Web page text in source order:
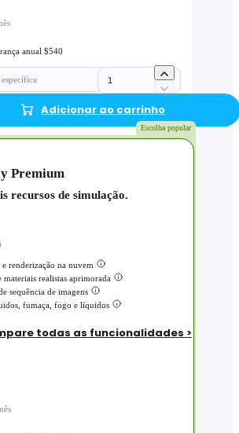
anual $540
Adicionar ao carrinho
Escolha popular
Premium
recursos de simulação.
renderização na nuvem
materiais realistas aprimorada
sequência de imagens
fumaça, fogo e líquidos
todas as funcionalidades >